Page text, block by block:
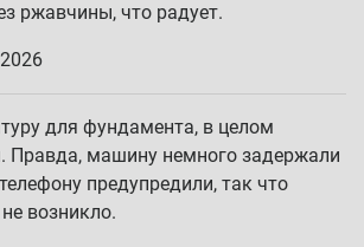
ржавчины, что радует.
для фундамента, в целом
Правда, машину немного задержали
предупредили, так что
возникло.